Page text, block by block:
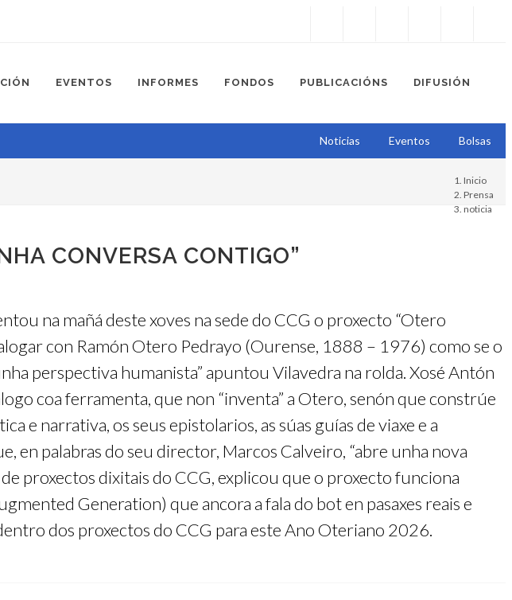
EVENTOS INFORMES FONDOS PUBLICACIÓNS DIFUSIÓN
Noticias Eventos Bolsas
Inicio
Prensa
noticia
CONVERSA CONTIGO”
na mañá deste xoves na sede do CCG o proxecto “Otero
con Ramón Otero Pedrayo (Ourense, 1888 – 1976) como se o
perspectiva humanista” apuntou Vilavedra na rolda. Xosé Antón
coa ferramenta, que non “inventa” a Otero, senón que constrúe
e narrativa, os seus epistolarios, as súas guías de viaxe e a
palabras do seu director, Marcos Calveiro, “abre unha nova
proxectos dixitais do CCG, explicou que o proxecto funciona
Generation) que ancora a fala do bot en pasaxes reais e
dos proxectos do CCG para este Ano Oteriano 2026.